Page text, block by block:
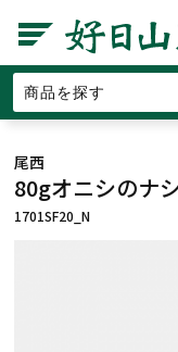
尾西
80gオニシのナ
1701SF20_N